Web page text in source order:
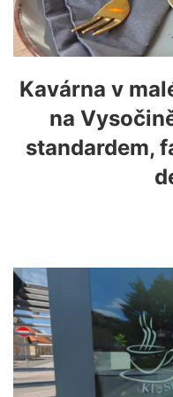
Kavárna v
na
standardem,